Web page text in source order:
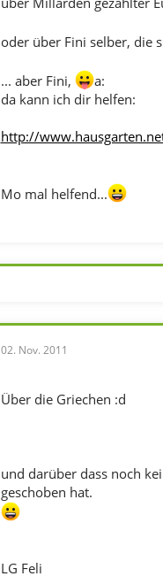
oder über Fini selber, die
... aber Fini,
a:
da kann ich dir helfen:
http://
Mo mal helfend...
02. Nov. 2011
Über die Griechen :d
und darüber dass noch
geschoben hat.
LG Feli